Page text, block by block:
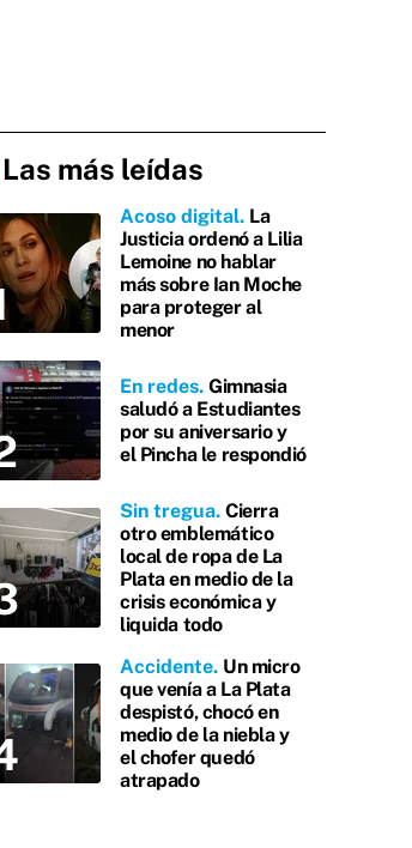
Las más leídas
Acoso digital La
Justicia ordenó a Lilia
Lemoine no hablar
más sobre Ian Moche
para proteger al
menor
En redes Gimnasia
saludó a Estudiantes
por su aniversario y
el Pincha le respondió
Sin tregua Cierra
otro emblemático
local de ropa de La
Plata en medio de la
crisis económica y
liquida todo
Accidente Un micro
que venía a La Plata
despistó, chocó en
medio de la niebla y
el chofer quedó
atrapado